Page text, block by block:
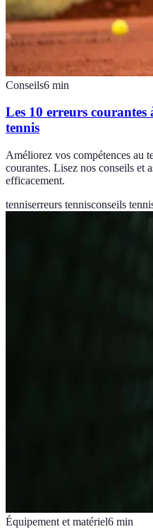
Conseils6 min
Les 10 erreurs
tennis
Améliorez vos compétences au
courantes. Lisez nos conseils et
efficacement.
tenniserreurs tennisconseils
Équipement et matériel6 min